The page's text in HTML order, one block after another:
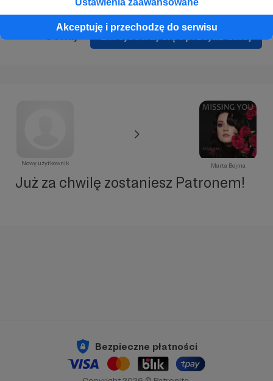
Akceptuję i przechodzę do serwisu
Zarejestruj się i przejdź dalej
Nowy użytkownik Marta Bejma
Już za chwilę zostaniesz Patronem!
Bezpieczne płatności